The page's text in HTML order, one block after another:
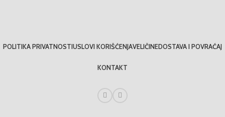
POLITIKA PRIVATNOSTIUSLOVI KORIŠĆENJAVELIČINEDOSTAVA I POVRAĆAJ
KONTAKT